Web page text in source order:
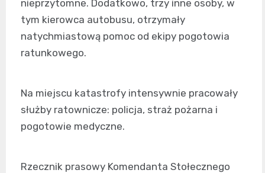
nieprzytomne. Dodatkowo, trzy inne osoby, w
tym kierowca autobusu, otrzymały
natychmiastową pomoc od ekipy pogotowia
ratunkowego.
Na miejscu katastrofy intensywnie pracowały
służby ratownicze: policja, straż pożarna i
pogotowie medyczne.
Rzecznik prasowy Komendanta Stołecznego